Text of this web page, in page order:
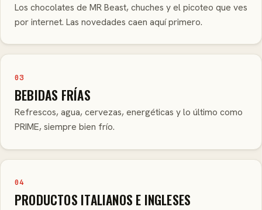
Los chocolates de MR Beast, chuches y el picoteo que ves
por internet. Las novedades caen aquí primero.
03
BEBIDAS FRÍAS
Refrescos, agua, cervezas, energéticas y lo último como
PRIME, siempre bien frío.
04
PRODUCTOS ITALIANOS E INGLESES